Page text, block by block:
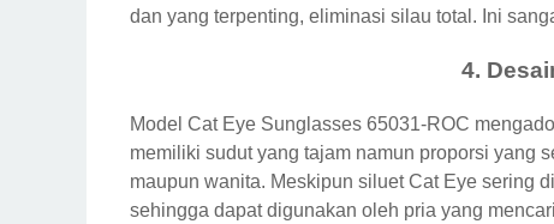
dan yang terpenting, eliminasi silau total. Ini
4.
Model Cat Eye Sunglasses 65031-ROC
memiliki sudut yang tajam namun proporsi yang
maupun wanita. Meskipun siluet Cat Eye sering
sehingga dapat digunakan oleh pria yang